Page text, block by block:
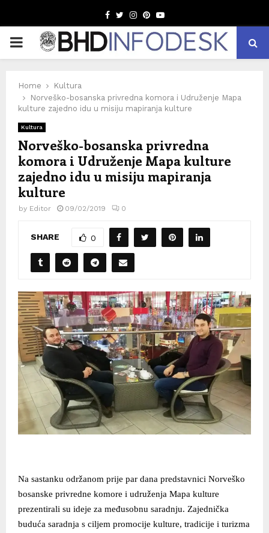
Facebook
TwitterInstagram
Pinterest
Youtube
PRIMARY
Home
Kultura
Norveško-bosanska privredna komora i Udruženje Mapa
kulture zajedno idu u misiju mapiranja kulture
Kultura
Norveško-bosanska privredna
komora i Udruženje Mapa kulture
zajedno idu u misiju mapiranja
kulture
by Editor 09/02/2019 0
SHARE 0
Na sastanku održanom prije par dana predstavnici Norveško
bosanske privredne komore i udruženja Mapa kulture
prezentirali su ideje za međusobnu saradnju. Zajednička
buduća saradnja s ciljem promocije kulture, tradicije i turizma